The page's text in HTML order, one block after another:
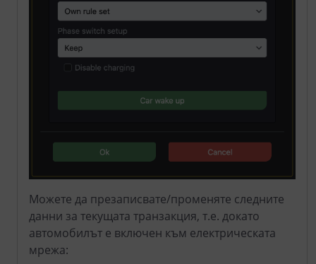
Можете да презаписвате/променяте следните
данни за текущата транзакция, т.е. докато
автомобилът е включен към електрическата
мрежа: